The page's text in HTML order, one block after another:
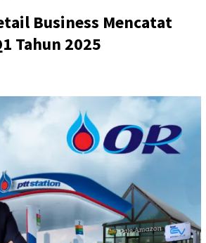
Business Mencatat
Tahun 2025